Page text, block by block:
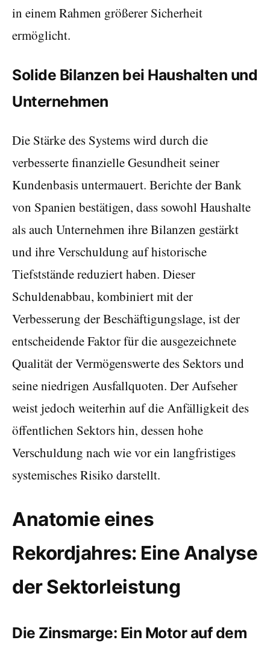
in einem Rahmen größerer Sicherheit
ermöglicht.
Solide Bilanzen bei Haushalten und
Unternehmen
Die Stärke des Systems wird durch die
verbesserte finanzielle Gesundheit seiner
Kundenbasis untermauert. Berichte der Bank
von Spanien bestätigen, dass sowohl Haushalte
als auch Unternehmen ihre Bilanzen gestärkt
und ihre Verschuldung auf historische
Tiefststände reduziert haben. Dieser
Schuldenabbau, kombiniert mit der
Verbesserung der Beschäftigungslage, ist der
entscheidende Faktor für die ausgezeichnete
Qualität der Vermögenswerte des Sektors und
seine niedrigen Ausfallquoten. Der Aufseher
weist jedoch weiterhin auf die Anfälligkeit des
öffentlichen Sektors hin, dessen hohe
Verschuldung nach wie vor ein langfristiges
systemisches Risiko darstellt.
Anatomie eines
Rekordjahres: Eine Analyse
der Sektorleistung
Die Zinsmarge: Ein Motor auf dem